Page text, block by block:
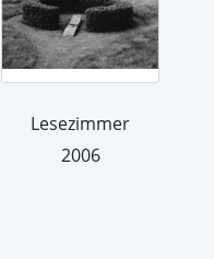
Lesezimmer
2006